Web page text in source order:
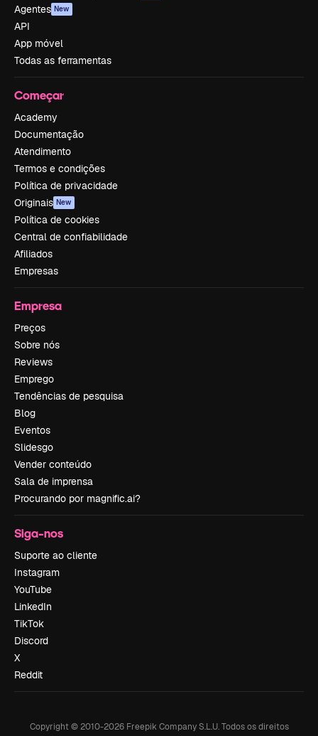
Agentes New
API
App móvel
Todas as ferramentas
Começar
Academy
Documentação
Atendimento
Termos e condições
Política de privacidade
Originais New
Política de cookies
Central de confiabilidade
Afiliados
Empresas
Empresa
Preços
Sobre nós
Reviews
Emprego
Tendências de pesquisa
Blog
Eventos
Slidesgo
Vender conteúdo
Sala de imprensa
Procurando por magnific.ai?
Siga-nos
Suporte ao cliente
Instagram
YouTube
LinkedIn
TikTok
Discord
X
Reddit
Copyright © 2010-2026Freepik Company S.L.U. Todos os direitos